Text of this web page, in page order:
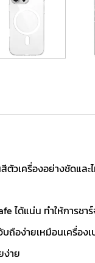
ตัวเครื่องอย่างชัดแล
ด้แน่น ทำให้การช
ถือง่ายเหมือนเครื่องเ
ง่าย